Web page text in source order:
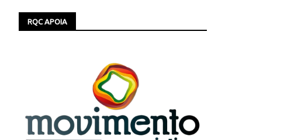
RQC APOIA